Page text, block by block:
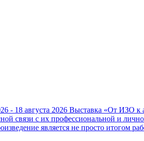
- 18 августа 2026 Выставка «От ИЗО к
связи с их профессиональной и
является не просто итогом